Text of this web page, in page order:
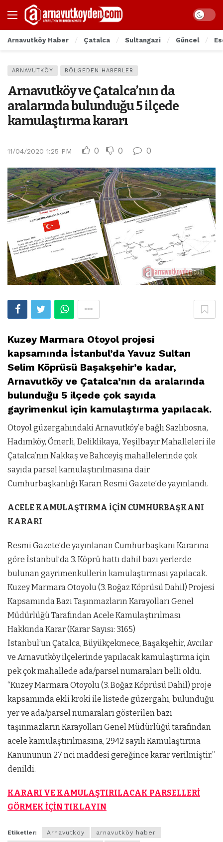
Arnavutköy Haber Çatalca Sultangazi Güncel
ARNAVUTKÖY BÖLGEDEN HABERLER
Arnavutköy ve Çatalca’nın da
aralarında bulunduğu 5 ilçede
kamulaştırma kararı
11/04/2020 1:25 PM 0 0 0
Kuzey Marmara Otoyol projesi
kapsamında İstanbul’da Yavuz Sultan
Selim Köprüsü Başakşehir’e kadar,
Arnavutköy ve Çatalca’nın da aralarında
bulunduğu 5 ilçede çok sayıda
gayrimenkul için kamulaştırma yapılacak.
Otoyol güzergahındaki Arnavutköy’e bağlı Sazlıbosna,
Hadımköy, Ömerli, Deliklikaya, Yeşilbayır Mahalleleri ile
Çatalca’nın Nakkaş ve Bahceyiş mahallelerinde çok
sayıda parsel kamulaştırılmasına dair
Cumhurbaşkanlığı Kararı Resmi Gazete’de yayınlandı.
ACELE KAMULAŞTIRMA İÇİN CUMHURBAŞKANI
KARARI
Resmi Gazete’de yayınlanan Cumhurbaşkanı Kararına
göre İstanbul’da 3. Köprü hattı dahil bazı yerlerde
bulunan gayrimenkullerin kamulaştırması yapılacak.
Kuzey Marmara Otoyolu (3. Boğaz Köprüsü Dahil) Projesi
Kapsamında Bazı Taşınmazların Karayolları Genel
Müdürlüğü Tarafından Acele Kamulaştırılması
Hakkında Karar (Karar Sayısı: 3165)
İstanbul’un Çatalca, Büyükçekmece, Başakşehir, Avcılar
ve Arnavutköy ilçelerinde yapılacak kamulaştırma için
pek çok mahallede ada/parsel numaraları belli oldu.
“Kuzey Marmara Otoyolu (3. Boğaz Köprüsü Dahil) proje
kapsamında ekli kroki ile listede güzergahı, bulunduğu
yer ve ada/parsel numaraları gösterilen bazı
taşınmazların Karayolları Genel Müdürlüğü tarafından
acele kamulaştırılmasına, 2942 sayılı Kamulaştırma
Kanununun 27 nci maddesi gereğince karar verilmiştir.”
denildi.
KARARI VE KAMULAŞTIRILACAK PARSELLERİ
GÖRMEK İÇİN TIKLAYIN
Etiketler: Arnavutköy
arnavutköy haber